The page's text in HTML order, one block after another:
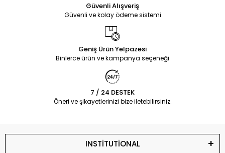
Güvenli Alışveriş
Güvenli ve kolay ödeme sistemi
Geniş Ürün Yelpazesi
Binlerce ürün ve kampanya seçeneği
7 / 24 DESTEK
Öneri ve şikayetlerinizi bize iletebilirsiniz.
INSTİTUTİONAL